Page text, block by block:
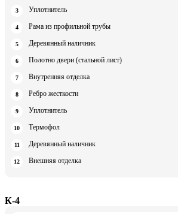
Уплотнитель
Рама из профильной трубы
Деревянный наличник
Полотно двери (стальной лист)
Внутренняя отделка
Ребро жесткости
Уплотнитель
Термофол
Деревянный наличник
Внешняя отделка
К-4